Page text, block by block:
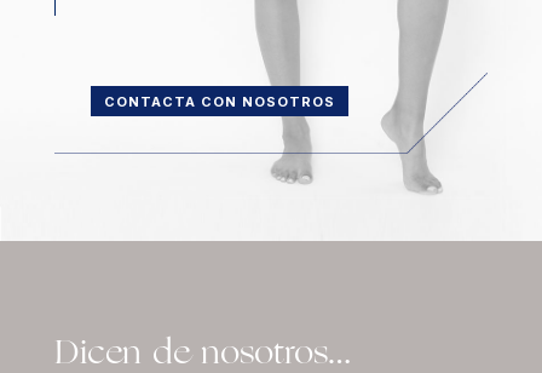
CONTACTA CON NOSOTROS
Dicen de nosotros…